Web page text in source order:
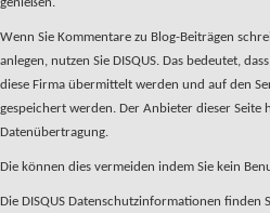
genießen.
Wenn Sie Kommentare zu Blog-Beiträgen
anlegen, nutzen Sie DISQUS. Das bedeutet,
diese Firma übermittelt werden und auf den
gespeichert werden. Der Anbieter dieser Seite
Datenübertragung.
Die können dies vermeiden indem Sie kein
Die DISQUS Datenschutzinformationen finden